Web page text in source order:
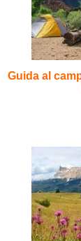
Guida al